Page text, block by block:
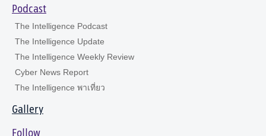
Podcast
The Intelligence Podcast
The Intelligence Update
The Intelligence Weekly Review
Cyber News Report
The Intelligence พาเที่ยว
Gallery